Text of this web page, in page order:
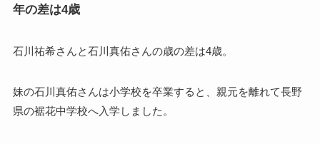
年の差は4歳
石川祐希さんと石川真佑さんの歳の差は4歳。
妹の石川真佑さんは小学校を卒業すると、親元を離れて長野
県の裾花中学校へ入学しました。